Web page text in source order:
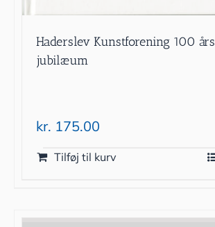
Haderslev Kunstforening 100 års
jubilæum
kr. 175.00
Tilføj til kurv